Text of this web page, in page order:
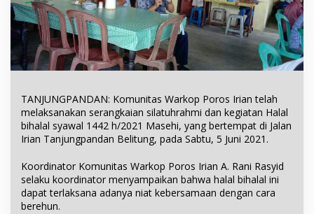
TANJUNGPANDAN: Komunitas Warkop Poros Irian telah
melaksanakan serangkaian silatuhrahmi dan kegiatan Halal
bihalal syawal 1442 h/2021 Masehi, yang bertempat di Jalan
Irian Tanjungpandan Belitung, pada Sabtu, 5 Juni 2021.
Koordinator Komunitas Warkop Poros Irian A. Rani Rasyid
selaku koordinator menyampaikan bahwa halal bihalal ini
dapat terlaksana adanya niat kebersamaan dengan cara
berehun.